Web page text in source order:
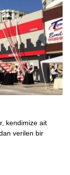
kendimize ait
verilen bir